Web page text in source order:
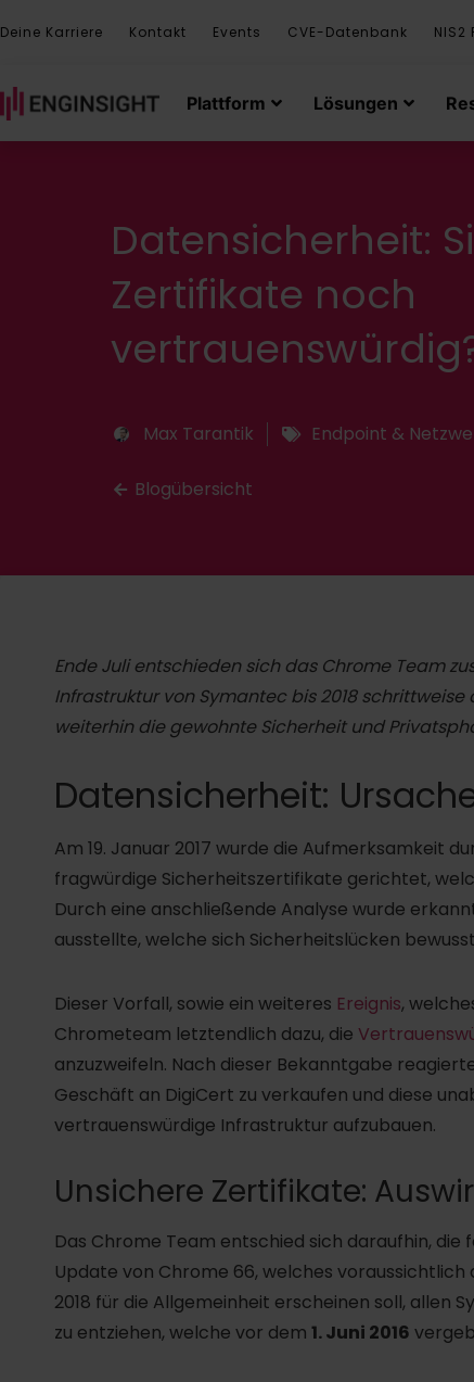
Deine Karriere Kontakt Events CVE-Datenbank
Plattform Lösungen
Datensicherheit:
Zertifikate noch
Max Tarantik Endpoint &
Blogübersicht
Ende Juli entschieden sich das Chrome Team
Infrastruktur von Symantec bis 2018
weiterhin die gewohnte Sicherheit und
Datensicherheit:
Am 19. Januar 2017 wurde die Aufmerksamkeit
fragwürdige Sicherheitszertifikate gerichtet,
Durch eine anschließende Analyse wurde
ausstellte, welche sich Sicherheitslücken
Dieser Vorfall, sowie ein weiteres Ereignis,
Chrometeam letztendlich dazu, die
anzuzweifeln. Nach dieser Bekanntgabe
Geschäft an DigiCert zu verkaufen und diese
vertrauenswürdige Infrastruktur aufzubauen.
Unsichere Zertifikate:
Das Chrome Team entschied sich daraufhin,
Update von Chrome 66, welches voraussichtlich
2018 für die Allgemeinheit erscheinen soll, allen
zu entziehen, welche vor dem 1. Juni 2016